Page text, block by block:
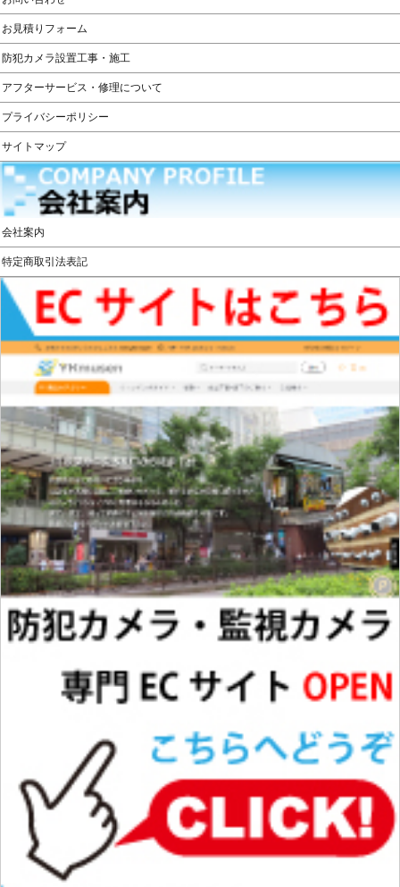
お見積りフォーム
防犯カメラ設置工事・施工
アフターサービス・修理について
プライバシーポリシー
サイトマップ
会社案内
特定商取引法表記